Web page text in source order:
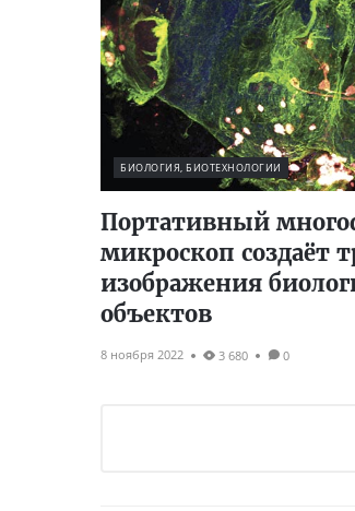
БИОЛОГИЯ, БИОТЕХНОЛОГИИ
Портативный
микроскоп создаёт
изображения
объектов
8 ноября 2022 3 680 0